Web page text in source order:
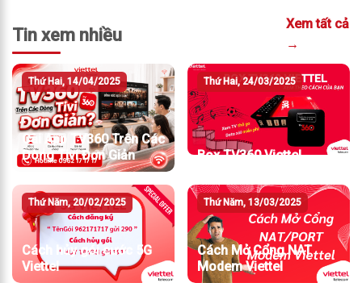
Tin xem nhiều
Xem tất cả
→
Thứ Hai, 14/04/2025
Cài App TV360 Trên Các
Dòng Tivi Đơn Giản
Thứ Hai, 24/03/2025
Box TV360 Viettel
Thứ Năm, 20/02/2025
Cách hủy gói cước 5G
Viettel
Thứ Năm, 13/03/2025
Cách Mở Cổng NAT
Modem Viettel